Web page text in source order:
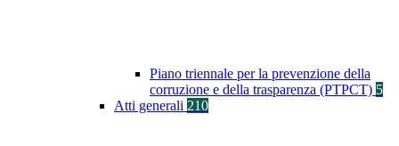
Piano triennale per la prevenzione della
corruzione e della trasparenza (PTPCT) 5
Atti generali 210